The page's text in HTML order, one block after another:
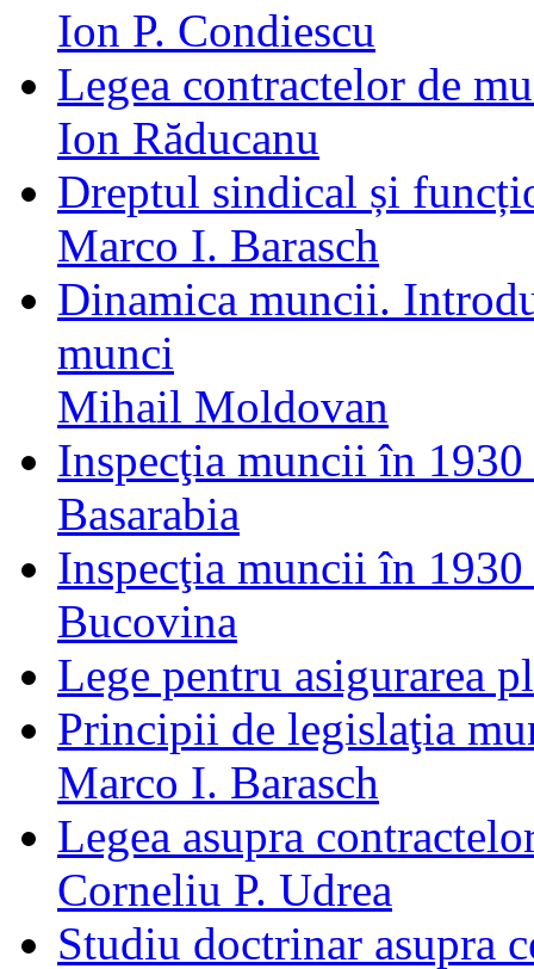
Ion P. Condiescu
Legea contractelor de
Ion Răducanu
Dreptul sindical și
Marco I. Barasch
Dinamica muncii.
munci
Mihail Moldovan
Inspecţia muncii în
Basarabia
Inspecţia muncii în
Bucovina
Lege pentru asigurarea
Principii de legislaţia
Marco I. Barasch
Legea asupra
Corneliu P. Udrea
Studiu doctrinar asupra